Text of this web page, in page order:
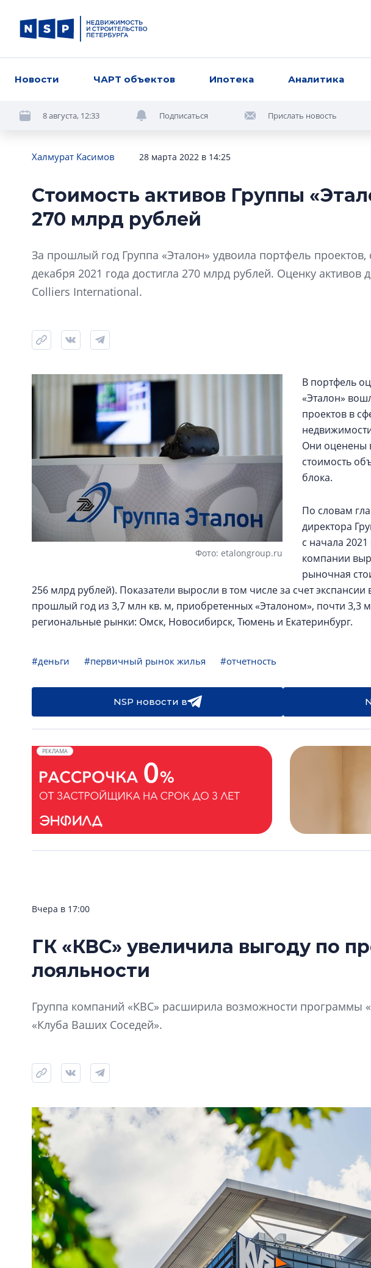
Новости ЧАРТ объектов Ипотека Аналитика
8 августа, 12:33 Подписаться Прислать новость
Халмурат Касимов 28 марта 2022 в 14:25
Стоимость активов Группы
270 млрд рублей
За прошлый год Группа «Эталон» удвоила портфель проектов,
декабря 2021 года достигла 270 млрд рублей. Оценку
Colliers International.
Фото: etalongroup.ru
В портфель
«Эталон»
проектов в
Они оценены
стоимость
блока.
По словам
директора
с начала
компании
рыночная
256 млрд рублей). Показатели выросли в том числе за счет
прошлый год из 3,7 млн кв. м, приобретенных «Эталоном», почти 3,3
региональные рынки: Омск, Новосибирск, Тюмень и Екатеринбург.
#деньги #первичный рынок жилья #отчетность
NSP новости в
РЕКЛАМА
Вчера в 17:00
ГК «КВС» увеличила выгоду по
лояльности
Группа компаний «КВС» расширила возможности программы
«Клуба Ваших Соседей».